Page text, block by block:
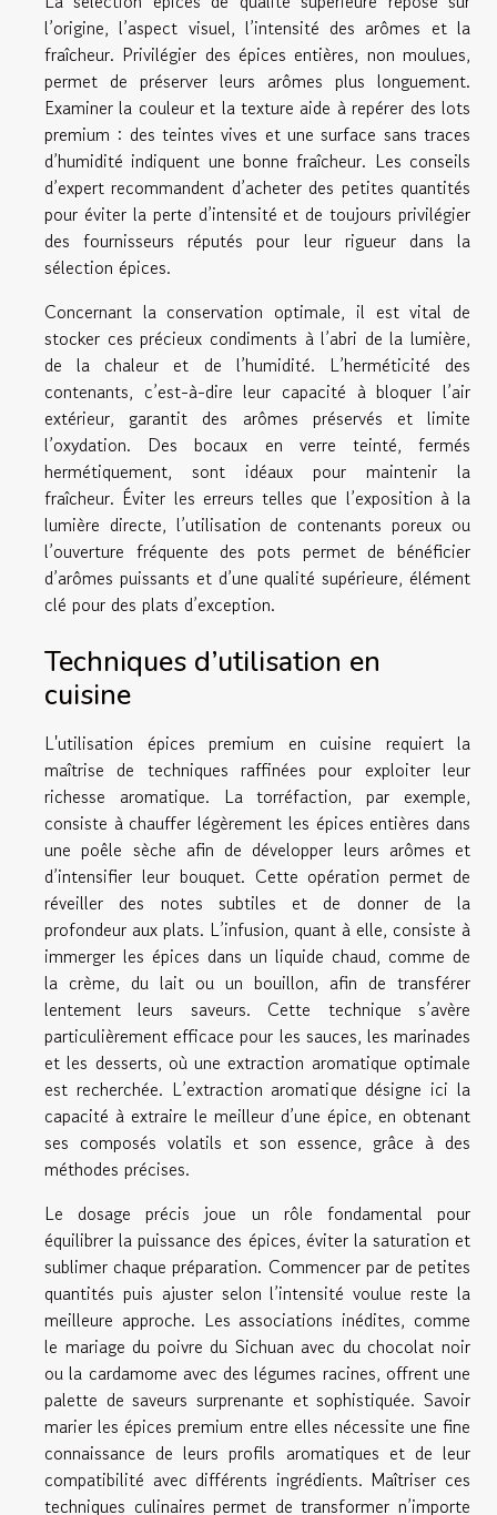
l’origine, l’aspect visuel, l’intensité des arômes et la
fraîcheur. Privilégier des épices entières, non moulues,
permet de préserver leurs arômes plus longuement.
Examiner la couleur et la texture aide à repérer des lots
premium : des teintes vives et une surface sans traces
d’humidité indiquent une bonne fraîcheur. Les conseils
d’expert recommandent d’acheter des petites quantités
pour éviter la perte d’intensité et de toujours privilégier
des fournisseurs réputés pour leur rigueur dans la
sélection épices.
Concernant la conservation optimale, il est vital de
stocker ces précieux condiments à l’abri de la lumière,
de la chaleur et de l’humidité. L’herméticité des
contenants, c’est-à-dire leur capacité à bloquer l’air
extérieur, garantit des arômes préservés et limite
l’oxydation. Des bocaux en verre teinté, fermés
hermétiquement, sont idéaux pour maintenir la
fraîcheur. Éviter les erreurs telles que l’exposition à la
lumière directe, l’utilisation de contenants poreux ou
l’ouverture fréquente des pots permet de bénéficier
d’arômes puissants et d’une qualité supérieure, élément
clé pour des plats d’exception.
Techniques d’utilisation en
cuisine
L'utilisation épices premium en cuisine requiert la
maîtrise de techniques raffinées pour exploiter leur
richesse aromatique. La torréfaction, par exemple,
consiste à chauffer légèrement les épices entières dans
une poêle sèche afin de développer leurs arômes et
d’intensifier leur bouquet. Cette opération permet de
réveiller des notes subtiles et de donner de la
profondeur aux plats. L’infusion, quant à elle, consiste à
immerger les épices dans un liquide chaud, comme de
la crème, du lait ou un bouillon, afin de transférer
lentement leurs saveurs. Cette technique s’avère
particulièrement efficace pour les sauces, les marinades
et les desserts, où une extraction aromatique optimale
est recherchée. L’extraction aromatique désigne ici la
capacité à extraire le meilleur d’une épice, en obtenant
ses composés volatils et son essence, grâce à des
méthodes précises.
Le dosage précis joue un rôle fondamental pour
équilibrer la puissance des épices, éviter la saturation et
sublimer chaque préparation. Commencer par de petites
quantités puis ajuster selon l’intensité voulue reste la
meilleure approche. Les associations inédites, comme
le mariage du poivre du Sichuan avec du chocolat noir
ou la cardamome avec des légumes racines, offrent une
palette de saveurs surprenante et sophistiquée. Savoir
marier les épices premium entre elles nécessite une fine
connaissance de leurs profils aromatiques et de leur
compatibilité avec différents ingrédients. Maîtriser ces
techniques culinaires permet de transformer n’importe